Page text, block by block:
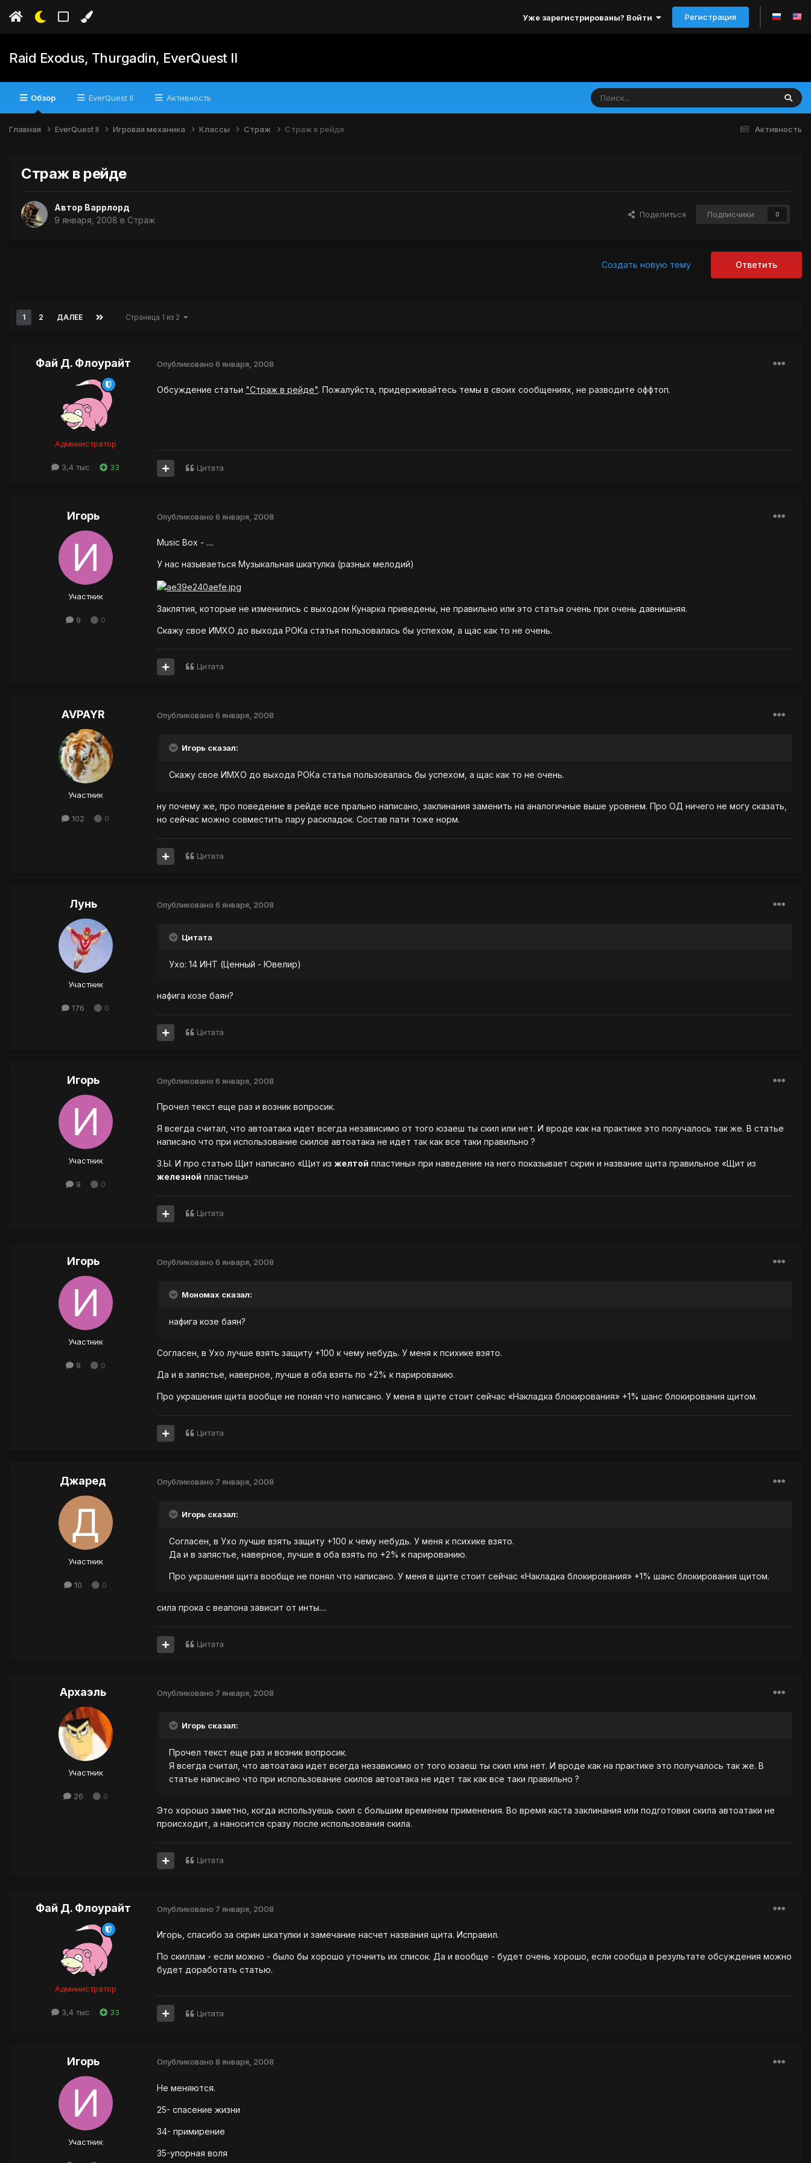
Уже зарегистрированы? Войти Регистрация
Raid Exodus, Thurgadin, EverQuest II
Обзор EverQuest II Активность
Активность
Главная EverQuest II Игровая механика Классы Страж Страж в рейде
Страж в рейде
Автор Варрлорд
9 января, 2008 в Страж
Поделиться Подписчики 0
Ответить
Создать новую тему
1 2 ДАЛЕЕ Страница 1 из 2
Фай Д. Флоурайт
Администратор
3,4 тыс 33
Опубликовано 6 января, 2008
Обсуждение статьи "Страж в рейде". Пожалуйста, придерживайтесь темы в своих сообщениях, не разводите оффтоп.
Цитата
Игорь
Участник
9 0
Опубликовано 6 января, 2008
Music Box - ....
У нас называеться Музыкальная шкатулка (разных мелодий)
Заклятия, которые не изменились с выходом Кунарка приведены, не правильно или это статья очень при очень давнишняя.
Скажу свое ИМХО до выхода РОКа статья пользовалась бы успехом, а щас как то не очень.
Цитата
AVPAYR
Участник
102 0
Опубликовано 6 января, 2008
Игорь сказал:
Скажу свое ИМХО до выхода РОКа статья пользовалась бы успехом, а щас как то не очень.
ну почему же, про поведение в рейде все прально написано, заклинания заменить на аналогичные выше уровнем. Про ОД ничего не могу сказать,
но сейчас можно совместить пару раскладок. Состав пати тоже норм.
Цитата
Лунь
Участник
176 0
Опубликовано 6 января, 2008
Цитата
Ухо: 14 ИНТ (Ценный - Ювелир)
нафига козе баян?
Цитата
Игорь
Участник
9 0
Опубликовано 6 января, 2008
Прочел текст еще раз и возник вопросик.
Я всегда считал, что автоатака идет всегда независимо от того юзаеш ты скил или нет. И вроде как на практике это получалось так же. В статье
написано что при использование скилов автоатака не идет так как все таки правильно ?
З.Ы. И про статью Щит написано «Щит из желтой пластины» при наведение на него показывает скрин и название щита правильное «Щит из
железной пластины»
Цитата
Игорь
Участник
9 0
Опубликовано 6 января, 2008
Мономах сказал:
нафига козе баян?
Согласен, в Ухо лучше взять защиту +100 к чему небудь. У меня к психике взято.
Да и в запястье, наверное, лучше в оба взять по +2% к парированию.
Про украшения щита вообще не понял что написано. У меня в щите стоит сейчас «Накладка блокирования» +1% шанс блокирования щитом.
Цитата
Джаред
Участник
10 0
Опубликовано 7 января, 2008
Игорь сказал:
Согласен, в Ухо лучше взять защиту +100 к чему небудь. У меня к психике взято.
Да и в запястье, наверное, лучше в оба взять по +2% к парированию.
Про украшения щита вообще не понял что написано. У меня в щите стоит сейчас «Накладка блокирования» +1% шанс блокирования щитом.
сила прока с веапона зависит от инты....
Цитата
Архаэль
Участник
26 0
Опубликовано 7 января, 2008
Игорь сказал:
Прочел текст еще раз и возник вопросик.
Я всегда считал, что автоатака идет всегда независимо от того юзаеш ты скил или нет. И вроде как на практике это получалось так же. В
статье написано что при использование скилов автоатака не идет так как все таки правильно ?
Это хорошо заметно, когда используешь скил с большим временем применения. Во время каста заклинания или подготовки скила автоатаки не
происходит, а наносится сразу после использования скила.
Цитата
Фай Д. Флоурайт
Администратор
3,4 тыс 33
Опубликовано 7 января, 2008
Игорь, спасибо за скрин шкатулки и замечание насчет названия щита. Исправил.
По скиллам - если можно - было бы хорошо уточнить их список. Да и вообще - будет очень хорошо, если сообща в результате обсуждения можно
будет доработать статью.
Цитата
Игорь
Участник
Опубликовано 8 января, 2008
Не меняются.
25- спасение жизни
34- примирение
35-упорная воля